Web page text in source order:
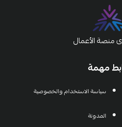
مهمة
سياسة الاستخدام والخصوصية
المدونة
منصة الأعمال